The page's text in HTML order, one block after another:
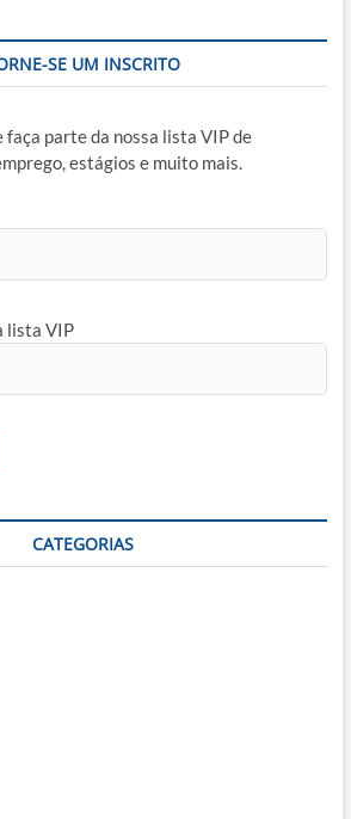
SE UM INSCRITO
faça parte da nossa lista VIP de
estágios e muito mais.
lista VIP
CATEGORIAS